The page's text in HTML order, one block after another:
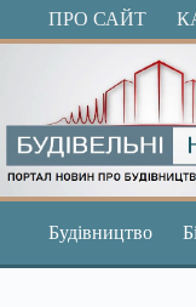
ПерейтиПРО САЙТ
Будівництво